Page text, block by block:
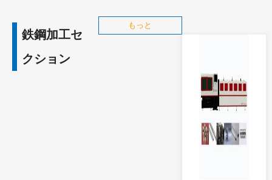
鉄鋼加工セ
クション
もっと